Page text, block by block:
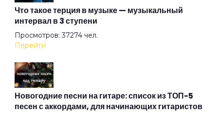
Клен
Когда-нибудь
Что такое терция в музыке — музыкальный
интервал в 3 ступени
Просмотров: 37274 чел.
Перейти
Новогодние песни на гитаре: список из ТОП-5
песен с аккордами, для начинающих гитаристов